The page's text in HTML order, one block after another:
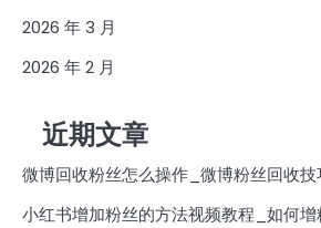
2026 年 3 月
2026 年 2 月
近期文章
微博回收粉丝怎么操作_微博粉丝回收技
小红书增加粉丝的方法视频教程_如何增